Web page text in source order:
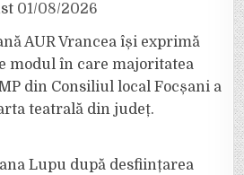
01/08/2026
AUR Vrancea își exprimă
modul în care majoritatea
din Consiliul local Focșani a
teatrală din județ.
Lupu după desființarea